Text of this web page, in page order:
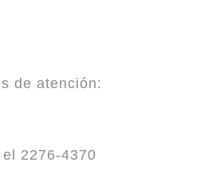
de atención:
2276-4370